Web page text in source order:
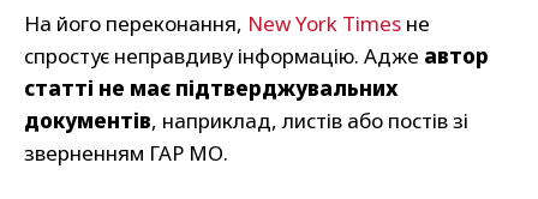
На його переконання, New York Times не
спростує неправдиву інформацію. Адже автор
статті не має підтверджувальних
документів, наприклад, листів або постів зі
зверненням ГАР МО.